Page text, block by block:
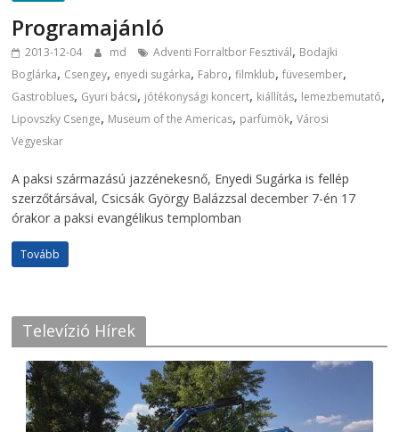
Programajánló
2013-12-04 md Adventi Forraltbor Fesztivál, Bodajki
Boglárka, Csengey, enyedi sugárka, Fabro,filmklub,füvesember,
Gastroblues, Gyuri bácsi, jótékonysági koncert, kiállítás, lemezbemutató,
Lipovszky Csenge, Museum of the Americas, parfümök,Városi
Vegyeskar
A paksi származású jazzénekesnő, Enyedi Sugárka is fellép
szerzőtársával, Csicsák György Balázzsal december 7-én 17
órakor a paksi evangélikus templomban
Tovább
Televízió Hírek